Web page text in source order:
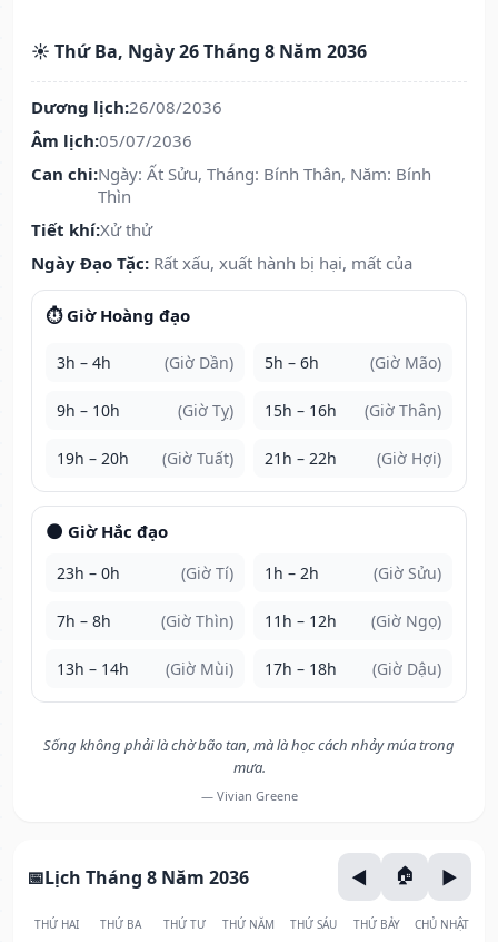
☀️ Thứ Ba, Ngày 26 Tháng 8 Năm 2036
Dương lịch:26/08/2036
Âm lịch:05/07/2036
Can chi:Ngày: Ất Sửu, Tháng: Bính Thân, Năm: Bính
Thìn
Tiết khí:Xử thử
Ngày Đạo Tặc: Rất xấu, xuất hành bị hại, mất của
⏱️ Giờ Hoàng đạo
3h – 4h (Giờ Dần) 5h – 6h (Giờ Mão)
9h – 10h (Giờ Tỵ) 15h – 16h (Giờ Thân)
19h – 20h (Giờ Tuất) 21h – 22h (Giờ Hợi)
🌑 Giờ Hắc đạo
23h – 0h (Giờ Tí) 1h – 2h (Giờ Sửu)
7h – 8h (Giờ Thìn) 11h – 12h (Giờ Ngọ)
13h – 14h (Giờ Mùi) 17h – 18h (Giờ Dậu)
Sống không phải là chờ bão tan, mà là học cách nhảy múa trong
mưa.
— Vivian Greene
Lịch Tháng 8 Năm 2036
THỨ HAI THỨ BA THỨ TƯ THỨ NĂM THỨ SÁU THỨ BẢY CHỦ NHẬT